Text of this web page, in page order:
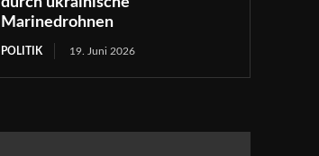
Marinedrohnen
POLITIK 19. Juni 2026